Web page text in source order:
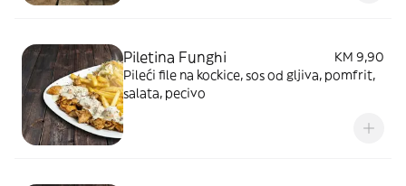
Piletina Funghi
KM 9,90
Pileći file na kockice, sos od gljiva, pomfrit,
salata, pecivo